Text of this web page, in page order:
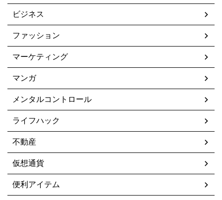
ビジネス
ファッション
マーケティング
マンガ
メンタルコントロール
ライフハック
不動産
仮想通貨
便利アイテム